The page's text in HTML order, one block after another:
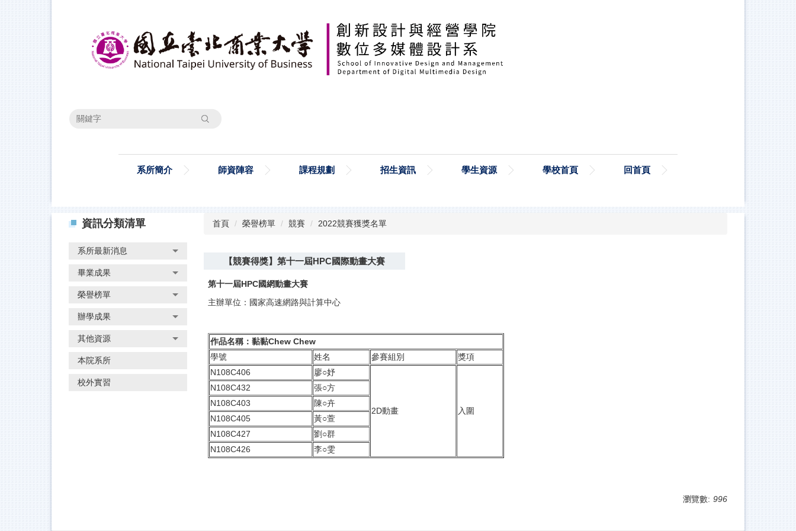
搜尋
系所簡介 師資陣容 課程規劃 招生資訊 學生資源 學校首頁 回首頁
資訊分類清單
系所最新消息
畢業成果
榮譽榜單
辦學成果
其他資源
本院系所
校外實習
首頁 榮譽榜單 競賽 2022競賽獲獎名單
【競賽得獎】第十一屆HPC國際動畫大賽
第十一屆HPC國網動畫大賽
主辦單位：國家高速網路與計算中心
作品名稱：黏黏Chew Chew
學號
姓名 參賽組別
獎項
N108C406
廖○妤
2D動畫 入圍
N108C432
張○方
N108C403
陳○卉
N108C405
黃○萱
N108C427
劉○群
N108C426
李○雯
瀏覽數: 996